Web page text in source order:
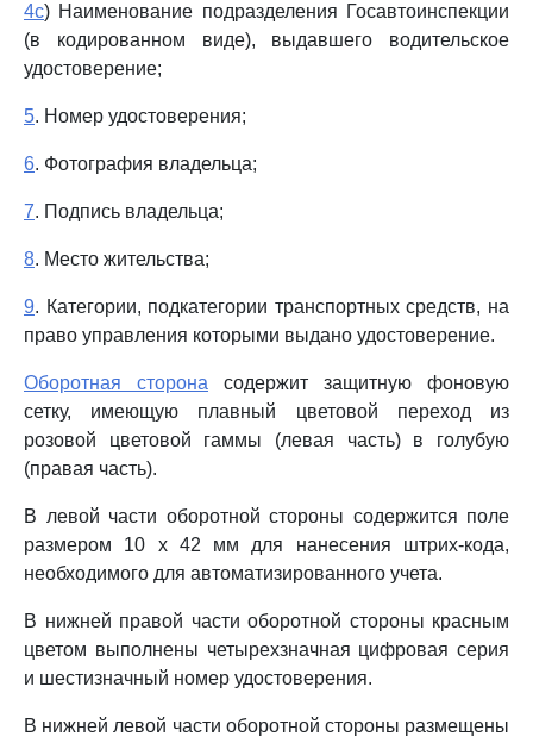
4c) Наименование подразделения Госавтоинспекции
(в кодированном виде), выдавшего водительское
удостоверение;
5. Номер удостоверения;
6. Фотография владельца;
7. Подпись владельца;
8. Место жительства;
9. Категории, подкатегории транспортных средств, на
право управления которыми выдано удостоверение.
Оборотная сторона содержит защитную фоновую
сетку, имеющую плавный цветовой переход из
розовой цветовой гаммы (левая часть) в голубую
(правая часть).
В левой части оборотной стороны содержится поле
размером 10 x 42 мм для нанесения штрих-кода,
необходимого для автоматизированного учета.
В нижней правой части оборотной стороны красным
цветом выполнены четырехзначная цифровая серия
и шестизначный номер удостоверения.
В нижней левой части оборотной стороны размещены